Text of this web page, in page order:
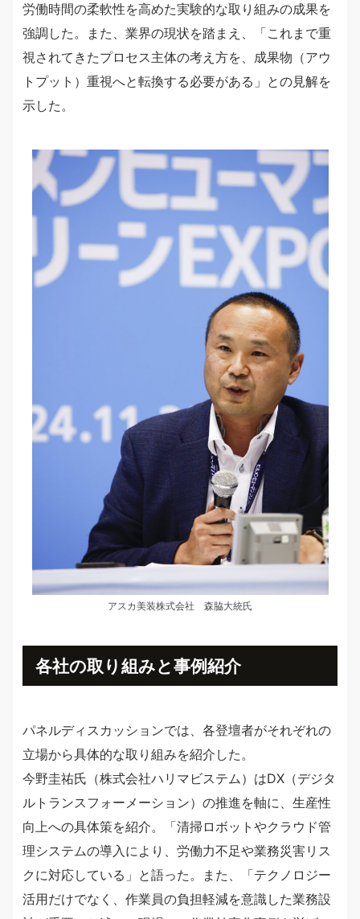
労働時間の柔軟性を高めた実験的な取り組みの成果を
強調した。また、業界の現状を踏まえ、「これまで重
視されてきたプロセス主体の考え方を、成果物（アウ
トプット）重視へと転換する必要がある」との見解を
示した。
アスカ美装株式会社 森脇大統氏
各社の取り組みと事例紹介
パネルディスカッションでは、各登壇者がそれぞれの
立場から具体的な取り組みを紹介した。
今野圭祐氏（株式会社ハリマビステム）はDX（デジタ
ルトランスフォーメーション）の推進を軸に、生産性
向上への具体策を紹介。「清掃ロボットやクラウド管
理システムの導入により、労働力不足や業務災害リス
クに対応している」と語った。また、「テクノロジー
活用だけでなく、作業員の負担軽減を意識した業務設